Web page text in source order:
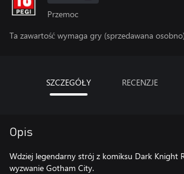
Przemoc
Ta zawartość wymaga gry (sprzedawana
SZCZEGÓŁY RECENZJE
Opis
Wdziej legendarny strój z komiksu Dark Knight
wyzwanie Gotham City.